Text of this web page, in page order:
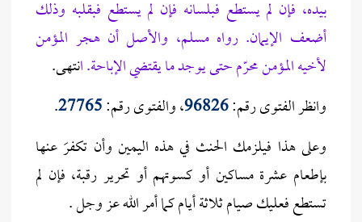
بيده، فإن لم يستطع فبلسانه فإن لم يستطع فبقلبه وذلك
أضعف الإيمان. رواه مسلم، والأصل أن هجر المؤمن
لأخيه المؤمن محرّم حتى يوجد ما يقتضي الإباحة. انتهـى.
وانظر الفتوى رقم:96826، والفتوى رقم:27765
.
وعلى هذا فيلزمك الحنث في هذه اليمين وأن تكفرَ عنها
بإطعام عشرة مساكين أو كسوتهم أو تحرير رقبة، فإن لم
تستطع فعليك صيام ثلاثة أيام كما أمر الله عز وجل .